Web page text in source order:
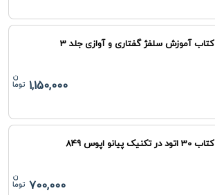
کتاب آموزش سلفژ گفتاری و آوازی جلد 3
1,150,000
کتاب 30 اتود در تکنیک پیانو اپوس 849
700,000